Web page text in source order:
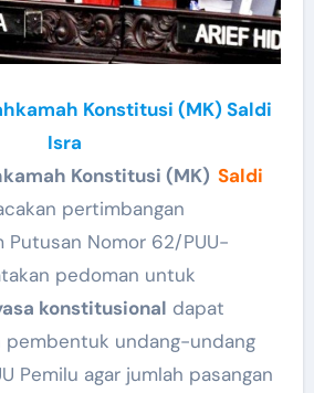
Konstitusi (MK) Saldi
Isra
Konstitusi (MK) Saldi
pertimbangan
Putusan Nomor 62/PUU-
pedoman untuk
konstitusional dapat
pembentuk undang-undang
Pemilu agar jumlah pasangan